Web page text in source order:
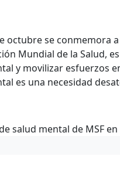
octubre se conmemora
Mundial de la Salud,
y movilizar esfuerzos
es una necesidad